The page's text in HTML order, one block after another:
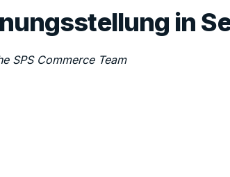
in
SPS Commerce Team